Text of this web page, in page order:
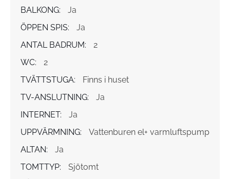
BALKONG:
Ja
ÖPPEN SPIS:
Ja
ANTAL BADRUM:
2
WC:
2
TVÄTTSTUGA:
Finns i huset
TV-ANSLUTNING:
Ja
INTERNET:
Ja
UPPVÄRMNING:
Vattenburen el+ varmluftspump
ALTAN:
Ja
TOMTTYP:
Sjötomt